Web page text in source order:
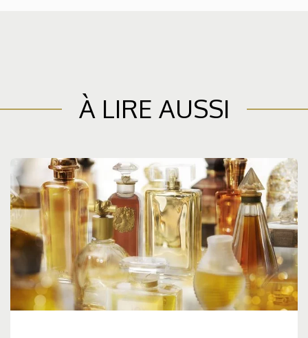
À LIRE AUSSI